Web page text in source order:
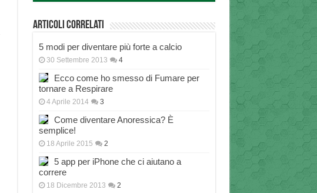
Articoli correlati
5 modi per diventare più forte a calcio
30 Settembre 2013 4
Ecco come ho smesso di Fumare per
tornare a Respirare
4 Aprile 2014 3
Come diventare Anoressica? È
semplice!
18 Aprile 2015 2
5 app per iPhone che ci aiutano a
correre
18 Dicembre 2013 2